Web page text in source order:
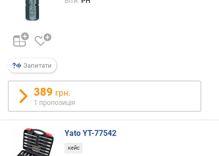
е
с
о
в
б
і
т
и
P
Z
(
P
o
Запитати
389 грн.
1 пропозиція
Yato YT-77542
кейс